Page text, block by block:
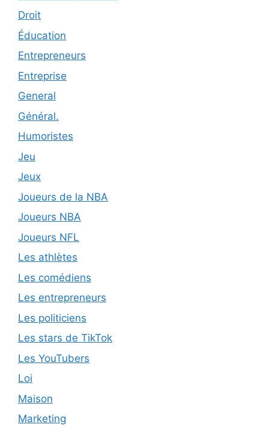
Droit
Éducation
Entrepreneurs
Entreprise
General
Général.
Humoristes
Jeu
Jeux
Joueurs de la NBA
Joueurs NBA
Joueurs NFL
Les athlètes
Les comédiens
Les entrepreneurs
Les politiciens
Les stars de TikTok
Les YouTubers
Loi
Maison
Marketing